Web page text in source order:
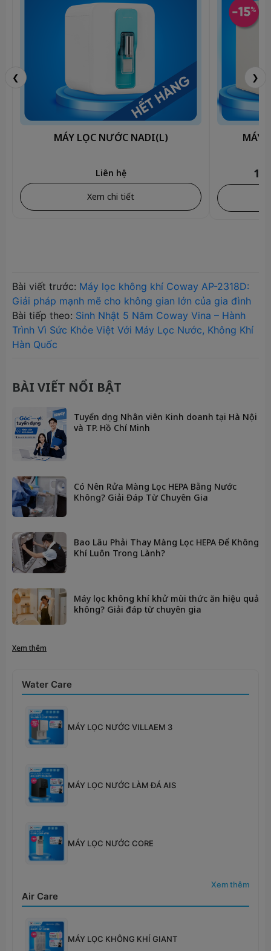
MÁY LỌC NƯỚC NADI(L)
Liên hệ
Xem chi tiết
MÁY
❮ ❯
Bài viết trước: Máy lọc không khí Coway AP-2318D:
Giải pháp mạnh mẽ cho không gian lớn của gia đình
Bài tiếp theo: Sinh Nhật 5 Năm Coway Vina – Hành
Trình Vì Sức Khỏe Việt Với Máy Lọc Nước, Không Khí
Hàn Quốc
BÀI VIẾT NỔI BẬT
Tuyển dụng Nhân viên Kinh doanh tại Hà Nội
và TP. Hồ Chí Minh
Có Nên Rửa Màng Lọc HEPA Bằng Nước
Không? Giải Đáp Từ Chuyên Gia
Bao Lâu Phải Thay Màng Lọc HEPA Để Không
Khí Luôn Trong Lành?
Máy lọc không khí khử mùi thức ăn hiệu quả
không? Giải đáp từ chuyên gia
Xem thêm
Water Care
MÁY LỌC NƯỚC VILLAEM 3
MÁY LỌC NƯỚC LÀM ĐÁ AIS
MÁY LỌC NƯỚC CORE
Xem thêm
Air Care
MÁY LỌC KHÔNG KHÍ GIANT